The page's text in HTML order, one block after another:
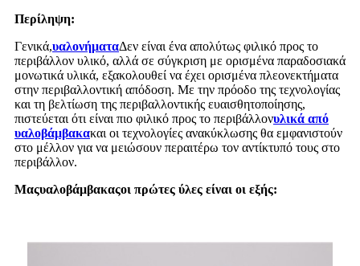
Περίληψη:
Γενικά,υαλονήματαΔεν είναι ένα απολύτως φιλικό προς το
περιβάλλον υλικό, αλλά σε σύγκριση με ορισμένα παραδοσιακά
μονωτικά υλικά, εξακολουθεί να έχει ορισμένα πλεονεκτήματα
στην περιβαλλοντική απόδοση. Με την πρόοδο της τεχνολογίας
και τη βελτίωση της περιβαλλοντικής ευαισθητοποίησης,
πιστεύεται ότι είναι πιο φιλικό προς το περιβάλλονυλικά από
υαλοβάμβακακαι οι τεχνολογίες ανακύκλωσης θα εμφανιστούν
στο μέλλον για να μειώσουν περαιτέρω τον αντίκτυπό τους στο
περιβάλλον.
Μαςυαλοβάμβακαςοι πρώτες ύλες είναι οι εξής: